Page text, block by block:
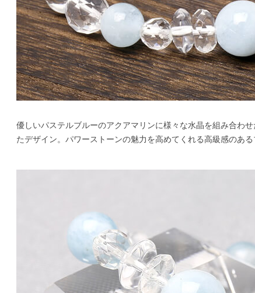
優しいパステルブルーのアクアマリンに様々な水晶を組み合わ
たデザイン。パワーストーンの魅力を高めてくれる高級感のある